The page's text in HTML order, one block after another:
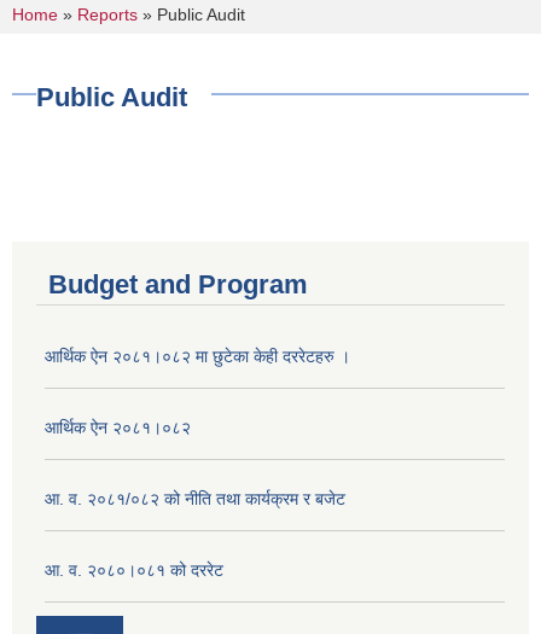
You are here
Home » Reports » Public Audit
Public Audit
Budget and Program
आर्थिक ऐन २०८१।०८२ मा छुटेका केही दररेटहरु ।
आर्थिक ऐन २०८१।०८२
आ. व. २०८१/०८२ को नीति तथा कार्यक्रम र बजेट
आ. व. २०८०।०८१ को दररेट